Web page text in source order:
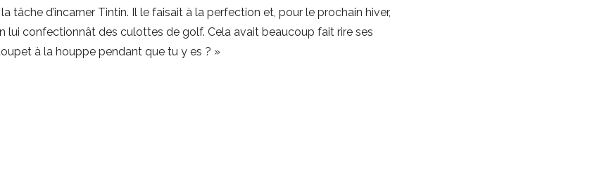
tâche d’incarner Tintin. Il le faisait à la perfection et, pour le prochain hiver,
lui confectionnât des culottes de golf. Cela avait beaucoup fait rire ses
à la houppe pendant que tu y es ? »